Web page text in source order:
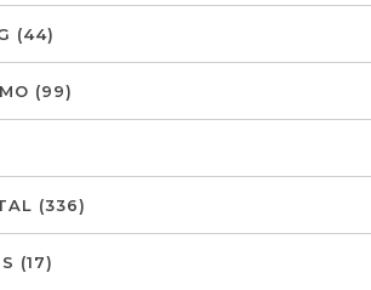
(44)
(99)
(336)
(17)